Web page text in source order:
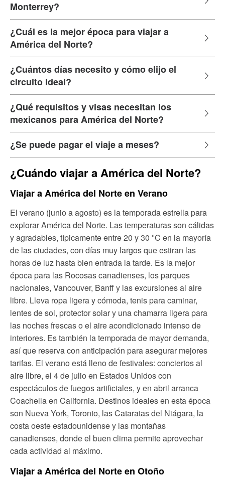
Monterrey?
¿Cuál es la mejor época para viajar a
América del Norte?
¿Cuántos días necesito y cómo elijo el
circuito ideal?
¿Qué requisitos y visas necesitan los
mexicanos para América del Norte?
¿Se puede pagar el viaje a meses?
¿Cuándo viajar a América del Norte?
Viajar a América del Norte en Verano
El verano (junio a agosto) es la temporada estrella para
explorar América del Norte. Las temperaturas son cálidas
y agradables, típicamente entre 20 y 30 ºC en la mayoría
de las ciudades, con días muy largos que estiran las
horas de luz hasta bien entrada la tarde. Es la mejor
época para las Rocosas canadienses, los parques
nacionales, Vancouver, Banff y las excursiones al aire
libre. Lleva ropa ligera y cómoda, tenis para caminar,
lentes de sol, protector solar y una chamarra ligera para
las noches frescas o el aire acondicionado intenso de
interiores. Es también la temporada de mayor demanda,
así que reserva con anticipación para asegurar mejores
tarifas. El verano está lleno de festivales: conciertos al
aire libre, el 4 de julio en Estados Unidos con
espectáculos de fuegos artificiales, y en abril arranca
Coachella en California. Destinos ideales en esta época
son Nueva York, Toronto, las Cataratas del Niágara, la
costa oeste estadounidense y las montañas
canadienses, donde el buen clima permite aprovechar
cada actividad al máximo.
Viajar a América del Norte en Otoño